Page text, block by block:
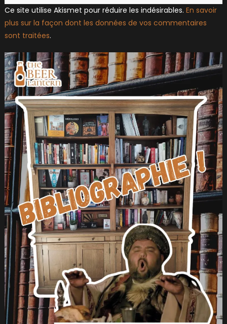
Ce site utilise Akismet pour réduire les indésirables. En savoir
plus sur la façon dont les données de vos commentaires
sont traitées.